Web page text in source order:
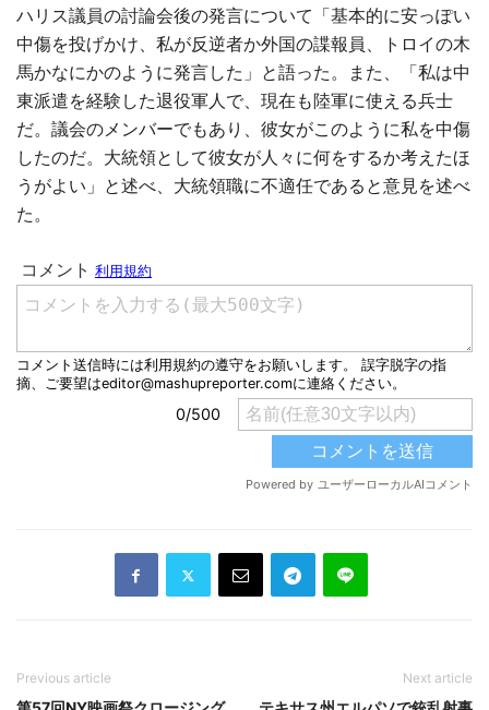
ハリス議員の討論会後の発言について「基本的に安っぽい
中傷を投げかけ、私が反逆者か外国の諜報員、トロイの木
馬かなにかのように発言した」と語った。また、「私は中
東派遣を経験した退役軍人で、現在も陸軍に使える兵士
だ。議会のメンバーでもあり、彼女がこのように私を中傷
したのだ。大統領として彼女が人々に何をするか考えたほ
うがよい」と述べ、大統領職に不適任であると意見を述べ
た。
Previous article Next article